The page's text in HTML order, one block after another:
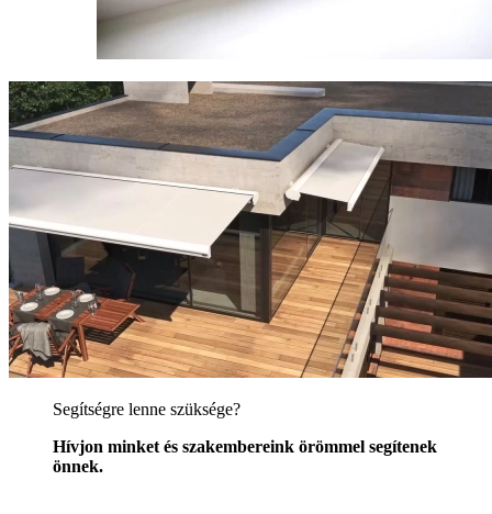
Segítségre lenne szüksége?
Hívjon minket és szakembereink örömmel segítenek
önnek.